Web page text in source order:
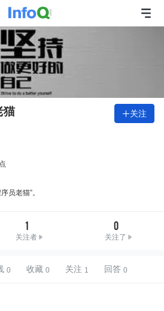
猫 关注
员老猫”。
1
关注者
0
关注了
收藏 关注 回答